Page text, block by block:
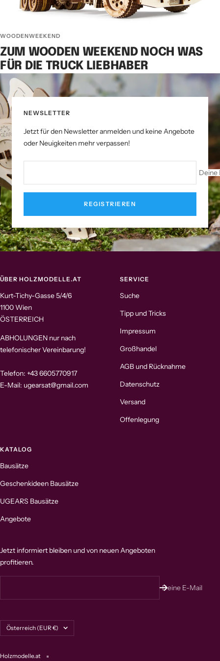
WOODENWEEKEND
ZUM WOODEN WEEKEND NOCH WAS
FÜR DIE TRUCK LIEBHABER
NEWSLETTER
Jetzt für den Newsletter anmelden und keine Angebote
oder Neuigkeiten mehr verpassen!
Deine
REGISTRIEREN
ÜBER HOLZMODELLE.AT
Kurt-Tichy-Gasse 5/4/6
1100 Wien
ÖSTERREICH
ABHOLUNGEN nur nach
telefonischer Vereinbarung!
Telefon: +43 6605770917
E-Mail: ugearsat@gmail.com
SERVICE
Suche
Tipp und Tricks
Impressum
Großhandel
AGB und Rücknahme
Datenschutz
Versand
Offenlegung
KATALOG
Bausätze
Geschenkideen Bausätze
UGEARS Bausätze
Angebote
Jetzt informiert bleiben und von neuen Angeboten
profitieren.
Deine E-Mail
Land/Region
Österreich (EUR €)
Holzmodelle.at